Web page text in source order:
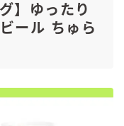
】ゆったり
ール ちゅら